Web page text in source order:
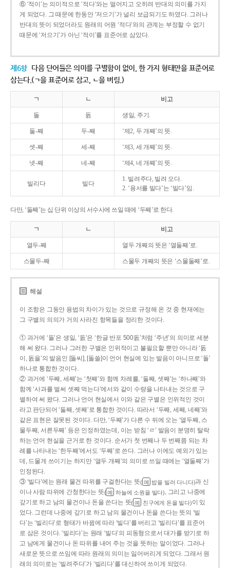
⑥ ‘적이’는 의미적으로 ‘적다’와는 멀어지고 오히려 반대의 의미를 가지
게 되었다. 그 때문에 한동안 ‘저으기’가 널리 보급되기도 하였다. 그러나
반대의 뜻이 되었더라도 원래의 어원 ‘적다’와의 관계는 부정할 수 없기
때문에 ‘저으기’가 아닌 ‘적이’를 표준어로 삼았다.
제6항 다음 단어들은 의미를 구별함이 없이, 한 가지 형태만을 표준어로
삼는다.(ㄱ을 표준어로 삼고, ㄴ을 버림.)
ㄱ ㄴ 비고
돌 돐 생일, 주기.
둘-째 두-째 ‘제2, 두 개째’의 뜻.
셋-째 세-째 ‘제3, 세 개째’의 뜻.
넷-째 네-째 ‘제4, 네 개째’의 뜻.
빌리다 빌다
1. 빌려주다, 빌려 오다.
2. ‘용서를 빌다’는 ‘빌다’임.
다만, ‘둘째’는 십 단위 이상의 서수사에 쓰일 때에 ‘두째’로 한다.
ㄱ ㄴ 비고
열두-째 열두 개째의 뜻은 ‘열둘째’로.
스물두-째 스물두 개째의 뜻은 ‘스물둘째’로.
해설
이 조항은 그동안 용법의 차이가 있는 것으로 규정해 온 것 중 현재에는
그 구별의 의의가 거의 사라진 항목들을 정리한 것이다.
① 과거에 ‘돌’은 생일, ‘돐’은 ‘한글 반포 500돐’처럼 ‘주년’의 의미로 세분
해 써 왔다. 그러나 그러한 구별은 인위적이고 불필요할 뿐만 아니라 ‘돐
이, 돐을’의 발음인 [돌씨], [돌쓸]이 언어 현실에 있는 발음이 아니므로 ‘돌’
하나로 통합한 것이다.
② 과거에 ‘두째, 세째’는 ‘첫째’와 함께 차례를, ‘둘째, 셋째’는 ‘하나째’와
함께 ‘사과를 벌써 셋째 먹는다’에서와 같이 수량을 나타내는 것으로 구
별하여 써 왔다. 그러나 언어 현실에서 이와 같은 구별은 인위적인 것이
라고 판단되어 ‘둘째, 셋째’로 통합한 것이다. 따라서 ‘두째, 세째, 네째’와
같은 표현은 잘못된 것이다. 다만, ‘두째’가 다른 수 뒤에 오는 ‘열두째, 스
물두째, 서른두째’ 등은 인정하였는데, 이는 받침 ‘ㄹ’ 발음이 분명히 탈락
하는 언어 현실을 근거로 한 것이다. 순서가 첫 번째나 두 번째쯤 되는 차
례를 나타내는 ‘한두째’에서도 ‘두째’로 쓴다. 그러나 이에도 예외가 있는
데, 드물게 쓰이기는 하지만 ‘열두 개째’의 의미로 쓰일 때에는 ‘열둘째’가
인정된다.
③ ‘빌다’에는 원래 물건 따위를 구걸한다는 뜻( 예 밥을 빌러 다니다)과 신
이나 사람 따위에 간청한다는 뜻( 예 하늘에 소원을 빌다), 그리고 나중에
갚기로 하고 남의 물건이나 돈을 쓴다는 뜻( 예 친구에게 돈을 빌다)이 있
었다. 그런데 나중에 갚기로 하고 남의 물건이나 돈을 쓴다는 뜻의 ‘빌
다’는 ‘빌리다’로 형태가 바뀜에 따라 ‘빌다’를 버리고 ‘빌리다’를 표준어
로 삼은 것이다. ‘빌리다’는 원래 ‘빌다’의 피동형으로서 대가를 받기로 하
고 남에게 물건이나 돈 따위를 내어 주는 것을 뜻하는 말이었다. 그러나
새로운 뜻으로 쓰임에 따라 원래의 의미는 잃어버리게 되었다. 그래서 원
래의 의미로는 ‘빌려주다’가 ‘빌리다’를 대신하여 쓰이게 되었다.